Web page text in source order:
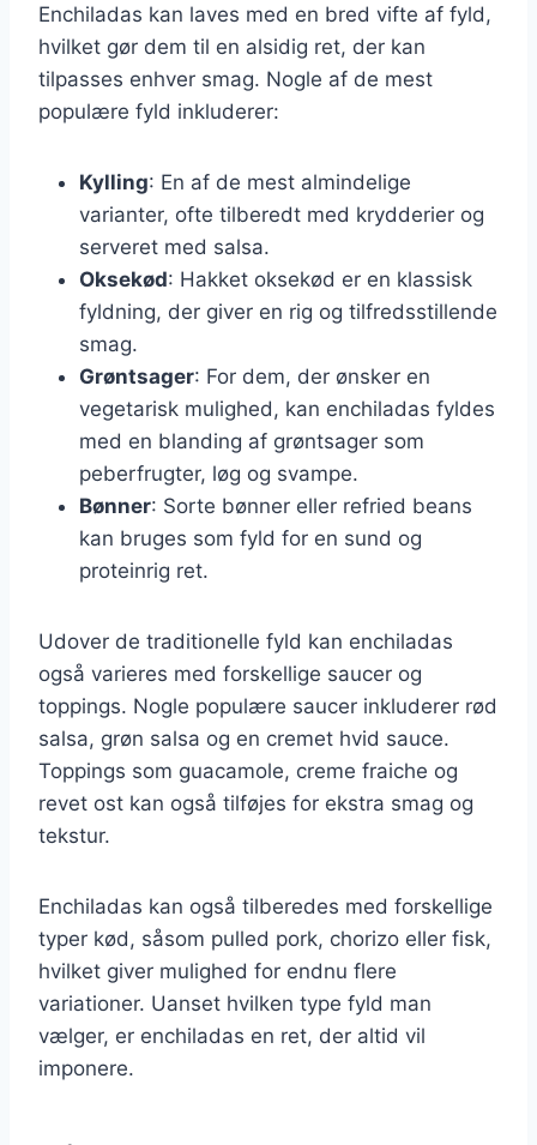
Enchiladas kan laves med en bred vifte af fyld,
hvilket gør dem til en alsidig ret, der kan
tilpasses enhver smag. Nogle af de mest
populære fyld inkluderer:
Kylling: En af de mest almindelige
varianter, ofte tilberedt med krydderier og
serveret med salsa.
Oksekød: Hakket oksekød er en klassisk
fyldning, der giver en rig og tilfredsstillende
smag.
Grøntsager: For dem, der ønsker en
vegetarisk mulighed, kan enchiladas fyldes
med en blanding af grøntsager som
peberfrugter, løg og svampe.
Bønner: Sorte bønner eller refried beans
kan bruges som fyld for en sund og
proteinrig ret.
Udover de traditionelle fyld kan enchiladas
også varieres med forskellige saucer og
toppings. Nogle populære saucer inkluderer rød
salsa, grøn salsa og en cremet hvid sauce.
Toppings som guacamole, creme fraiche og
revet ost kan også tilføjes for ekstra smag og
tekstur.
Enchiladas kan også tilberedes med forskellige
typer kød, såsom pulled pork, chorizo eller fisk,
hvilket giver mulighed for endnu flere
variationer. Uanset hvilken type fyld man
vælger, er enchiladas en ret, der altid vil
imponere.